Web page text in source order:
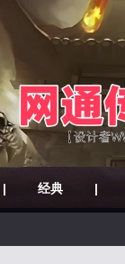
| 经典 |